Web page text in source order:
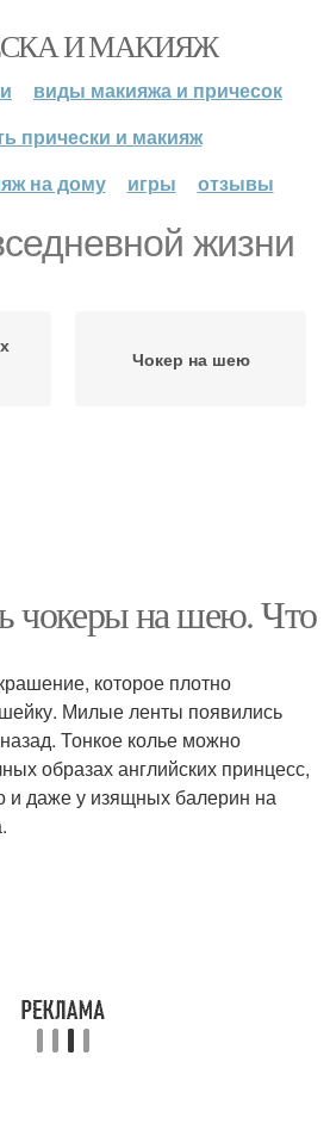
И МАКИЯЖ
виды макияжа и причесок
прически и макияж
на дому
игры отзывы
жизни
Чокер на шею
чокеры на шею. Что
которое плотно
Милые ленты появились
Тонкое колье можно
образах английских принцесс,
и даже у изящных балерин на